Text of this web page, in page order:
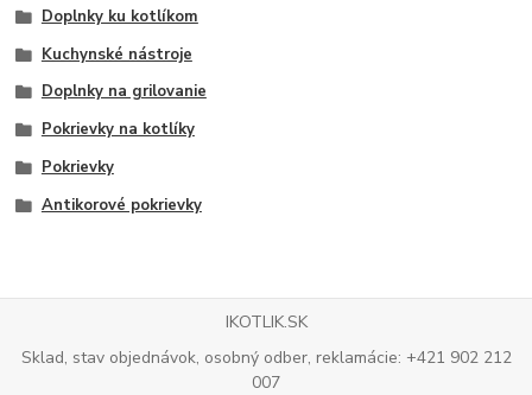
Doplnky ku kotlíkom
Kuchynské nástroje
Doplnky na grilovanie
Pokrievky na kotlíky
Pokrievky
Antikorové pokrievky
IKOTLIK.SK
Sklad, stav objednávok, osobný odber, reklamácie: +421 902 212
007